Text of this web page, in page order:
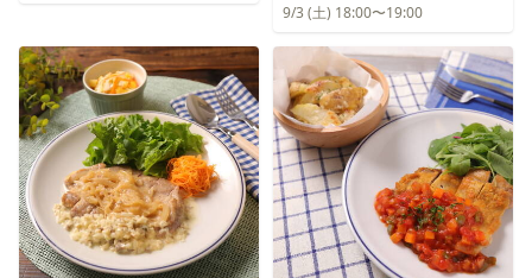
9/3 (土) 18:00〜19:00